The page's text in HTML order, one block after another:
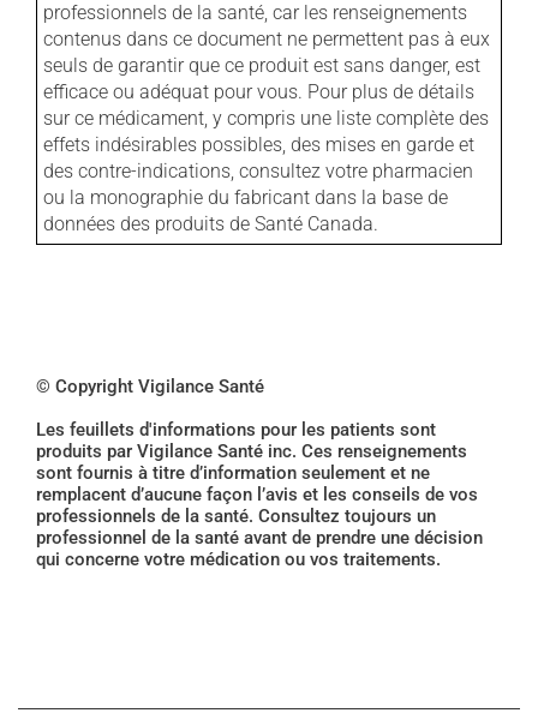
professionnels de la santé, car les renseignements
contenus dans ce document ne permettent pas à eux
seuls de garantir que ce produit est sans danger, est
efficace ou adéquat pour vous. Pour plus de détails
sur ce médicament, y compris une liste complète des
effets indésirables possibles, des mises en garde et
des contre-indications, consultez votre pharmacien
ou la monographie du fabricant dans la base de
données des produits de Santé Canada.
© Copyright Vigilance Santé
Les feuillets d'informations pour les patients sont
produits par Vigilance Santé inc. Ces renseignements
sont fournis à titre d’information seulement et ne
remplacent d’aucune façon l’avis et les conseils de vos
professionnels de la santé. Consultez toujours un
professionnel de la santé avant de prendre une décision
qui concerne votre médication ou vos traitements.